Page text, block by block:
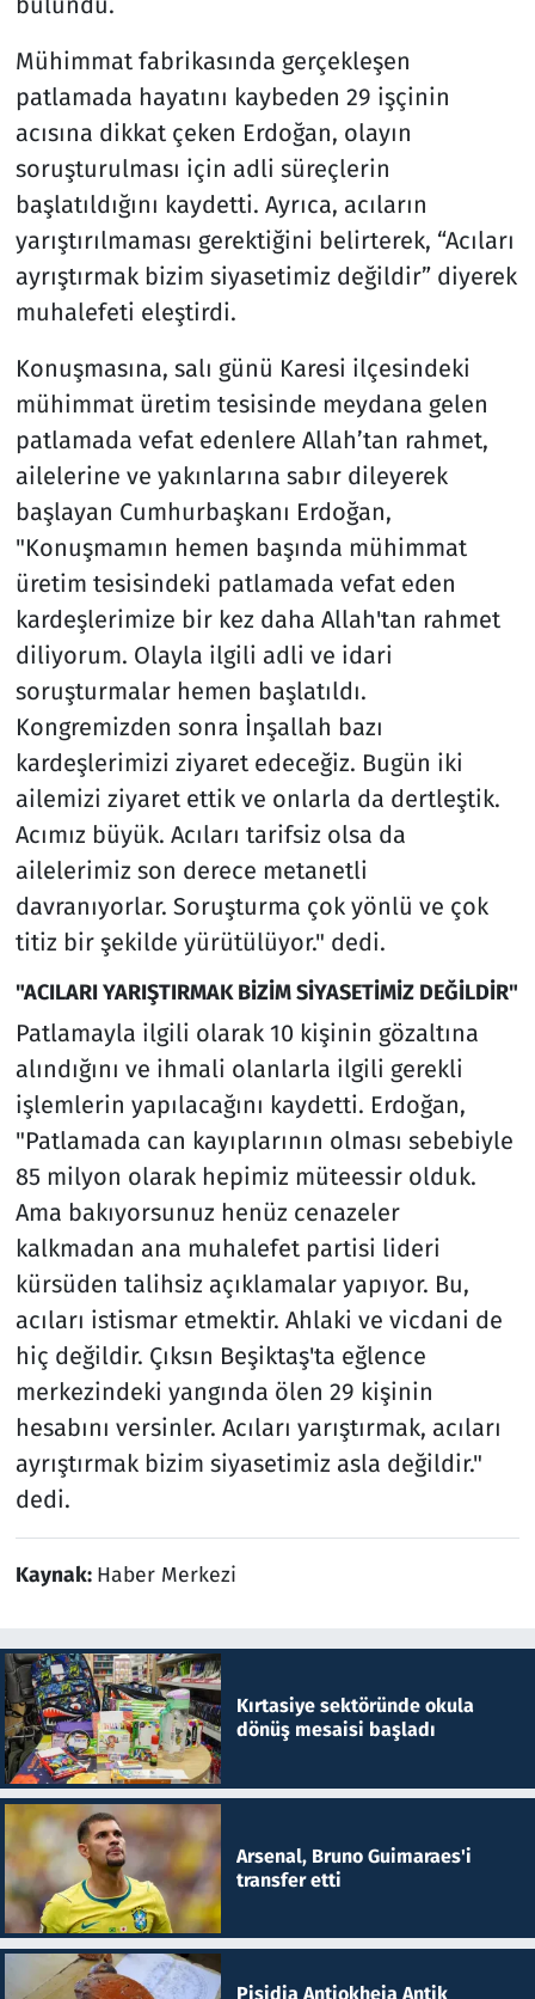
Mühimmat fabrikasında gerçekleşen
patlamada hayatını kaybeden 29 işçinin
acısına dikkat çeken Erdoğan, olayın
soruşturulması için adli süreçlerin
başlatıldığını kaydetti. Ayrıca, acıların
yarıştırılmaması gerektiğini belirterek, “Acıları
ayrıştırmak bizim siyasetimiz değildir” diyerek
muhalefeti eleştirdi.
Konuşmasına, salı günü Karesi ilçesindeki
mühimmat üretim tesisinde meydana gelen
patlamada vefat edenlere Allah’tan rahmet,
ailelerine ve yakınlarına sabır dileyerek
başlayan Cumhurbaşkanı Erdoğan,
"Konuşmamın hemen başında mühimmat
üretim tesisindeki patlamada vefat eden
kardeşlerimize bir kez daha Allah'tan rahmet
diliyorum. Olayla ilgili adli ve idari
soruşturmalar hemen başlatıldı.
Kongremizden sonra İnşallah bazı
kardeşlerimizi ziyaret edeceğiz. Bugün iki
ailemizi ziyaret ettik ve onlarla da dertleştik.
Acımız büyük. Acıları tarifsiz olsa da
ailelerimiz son derece metanetli
davranıyorlar. Soruşturma çok yönlü ve çok
titiz bir şekilde yürütülüyor." dedi.
"ACILARI YARIŞTIRMAK BİZİM SİYASETİMİZ DEĞİLDİR"
Patlamayla ilgili olarak 10 kişinin gözaltına
alındığını ve ihmali olanlarla ilgili gerekli
işlemlerin yapılacağını kaydetti. Erdoğan,
"Patlamada can kayıplarının olması sebebiyle
85 milyon olarak hepimiz müteessir olduk.
Ama bakıyorsunuz henüz cenazeler
kalkmadan ana muhalefet partisi lideri
kürsüden talihsiz açıklamalar yapıyor. Bu,
acıları istismar etmektir. Ahlaki ve vicdani de
hiç değildir. Çıksın Beşiktaş'ta eğlence
merkezindeki yangında ölen 29 kişinin
hesabını versinler. Acıları yarıştırmak, acıları
ayrıştırmak bizim siyasetimiz asla değildir."
dedi.
Kaynak: Haber Merkezi
Kırtasiye sektöründe okula
dönüş mesaisi başladı
Arsenal, Bruno Guimaraes'i
transfer etti
Pisidia Antiokheia Antik